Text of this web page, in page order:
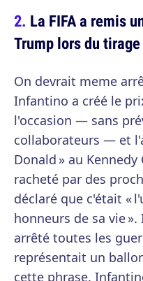
La FIFA a remis
Trump lors du
On devrait meme
Infantino a créé le
l'occasion — sans
collaborateurs — et
Donald » au
racheté par des
déclaré que c'était «
honneurs de sa vie
arrêté toutes les
représentait un
cette phrase.